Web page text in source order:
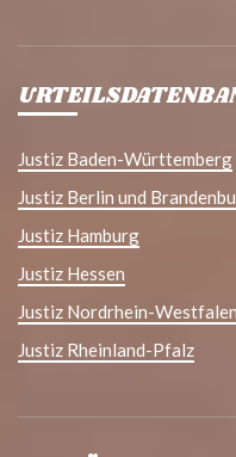
Justiz Baden-Württemberg
Justiz Berlin und
Justiz Hamburg
Justiz Hessen
Justiz Nordrhein-Westfalen
Justiz Rheinland-Pfalz